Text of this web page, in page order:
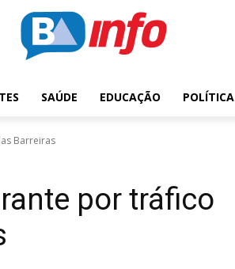
SAÚDE EDUCAÇÃO POLÍTICA
Barreiras
por tráfico